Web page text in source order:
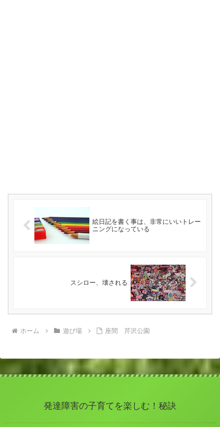
絵日記を書く事は、非常にいいトレー
ニングになっている
スシロー、壊される
ホーム 遊び場 座間 芹沢公園
発達障害の子育てを楽しむ！秘訣